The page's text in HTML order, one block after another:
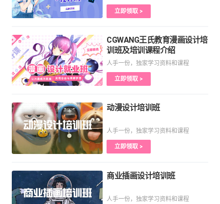
立即领取 >
CGWANG王氏教育漫画设计培
训班及培训课程介绍
人手一份，独家学习资料和课程
立即领取 >
动漫设计培训班
人手一份，独家学习资料和课程
立即领取 >
商业插画设计培训班
人手一份，独家学习资料和课程